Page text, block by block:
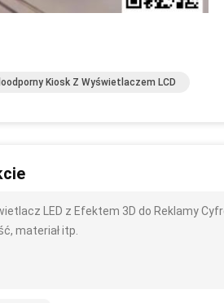
Kiosk Z Wyświetlaczem LCD
LED z Efektem 3D do Reklamy
materiał itp.